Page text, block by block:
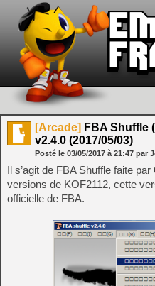
[Arcade] FBA Shuffle
v2.4.0 (2017/05/03)
Posté le 03/05/2017 à 21:47 par
Il s’agit de FBA Shuffle faite par
versions de KOF2112, cette
officielle de FBA.